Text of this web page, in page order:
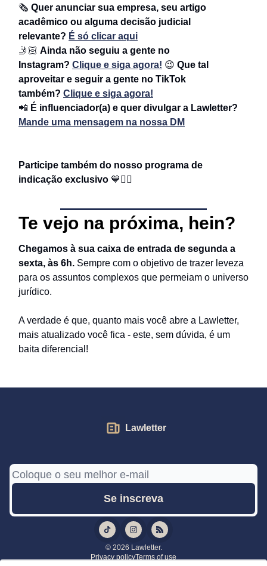
🗞 Quer anunciar sua empresa, seu artigo
acadêmico ou alguma decisão judicial
relevante? É só clicar aqui
🤳🏻 Ainda não seguiu a gente no
Instagram? Clique e siga agora! 😉 Que tal
aproveitar e seguir a gente no TikTok
também? Clique e siga agora!
📲 É influenciador(a) e quer divulgar a Lawletter?
Mande uma mensagem na nossa DM
Participe também do nosso programa de
indicação exclusivo 💙 👇🏻
Te vejo na próxima, hein?
Chegamos à sua caixa de entrada de segunda a
sexta, às 6h. Sempre com o objetivo de trazer leveza
para os assuntos complexos que permeiam o universo
jurídico.
A verdade é que, quanto mais você abre a Lawletter,
mais atualizado você fica - este, sem dúvida, é um
baita diferencial!
Lawletter
© 2026 Lawletter.
Privacy policyTerms of use